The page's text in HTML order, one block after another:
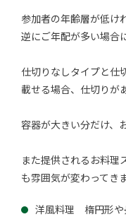
参加者の年齢層が低け
逆にご年配が多い場合
仕切りなしタイプと仕
載せる場合、仕切りが
容器が大きい分だけ、
また提供されるお料理
も雰囲気が変わってきま
洋風料理 楕円形や